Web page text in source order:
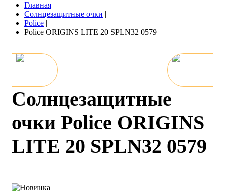
Главная |
Солнцезащитные очки |
Police |
Police ORIGINS LITE 20 SPLN32 0579
Солнцезащитные
очки Police ORIGINS
LITE 20 SPLN32 0579